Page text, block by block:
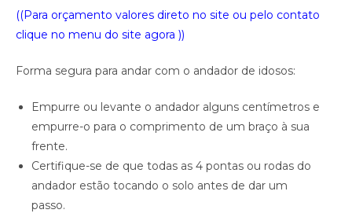
((Para orçamento valores direto no site ou pelo contato
clique no menu do site agora ))
Forma segura para andar com o andador de idosos:
Empurre ou levante o andador alguns centímetros e
empurre-o para o comprimento de um braço à sua
frente.
Certifique-se de que todas as 4 pontas ou rodas do
andador estão tocando o solo antes de dar um
passo.